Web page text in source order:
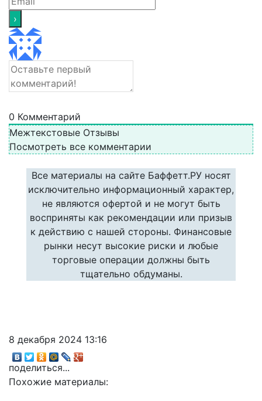
0 Комментарий
Межтекстовые Отзывы
Посмотреть все комментарии
Все материалы на сайте Баффетт.РУ носят
исключительно информационный характер,
не являются офертой и не могут быть
восприняты как рекомендации или призыв
к действию с нашей стороны. Финансовые
рынки несут высокие риски и любые
торговые операции должны быть
тщательно обдуманы.
8 декабря 2024 13:16
поделиться...
Похожие материалы: